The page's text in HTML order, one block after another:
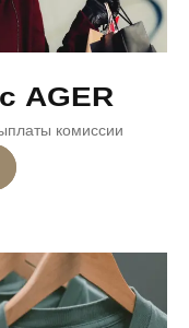
AGER
комиссии